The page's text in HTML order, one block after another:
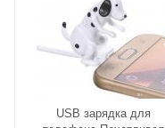
USB зарядка для